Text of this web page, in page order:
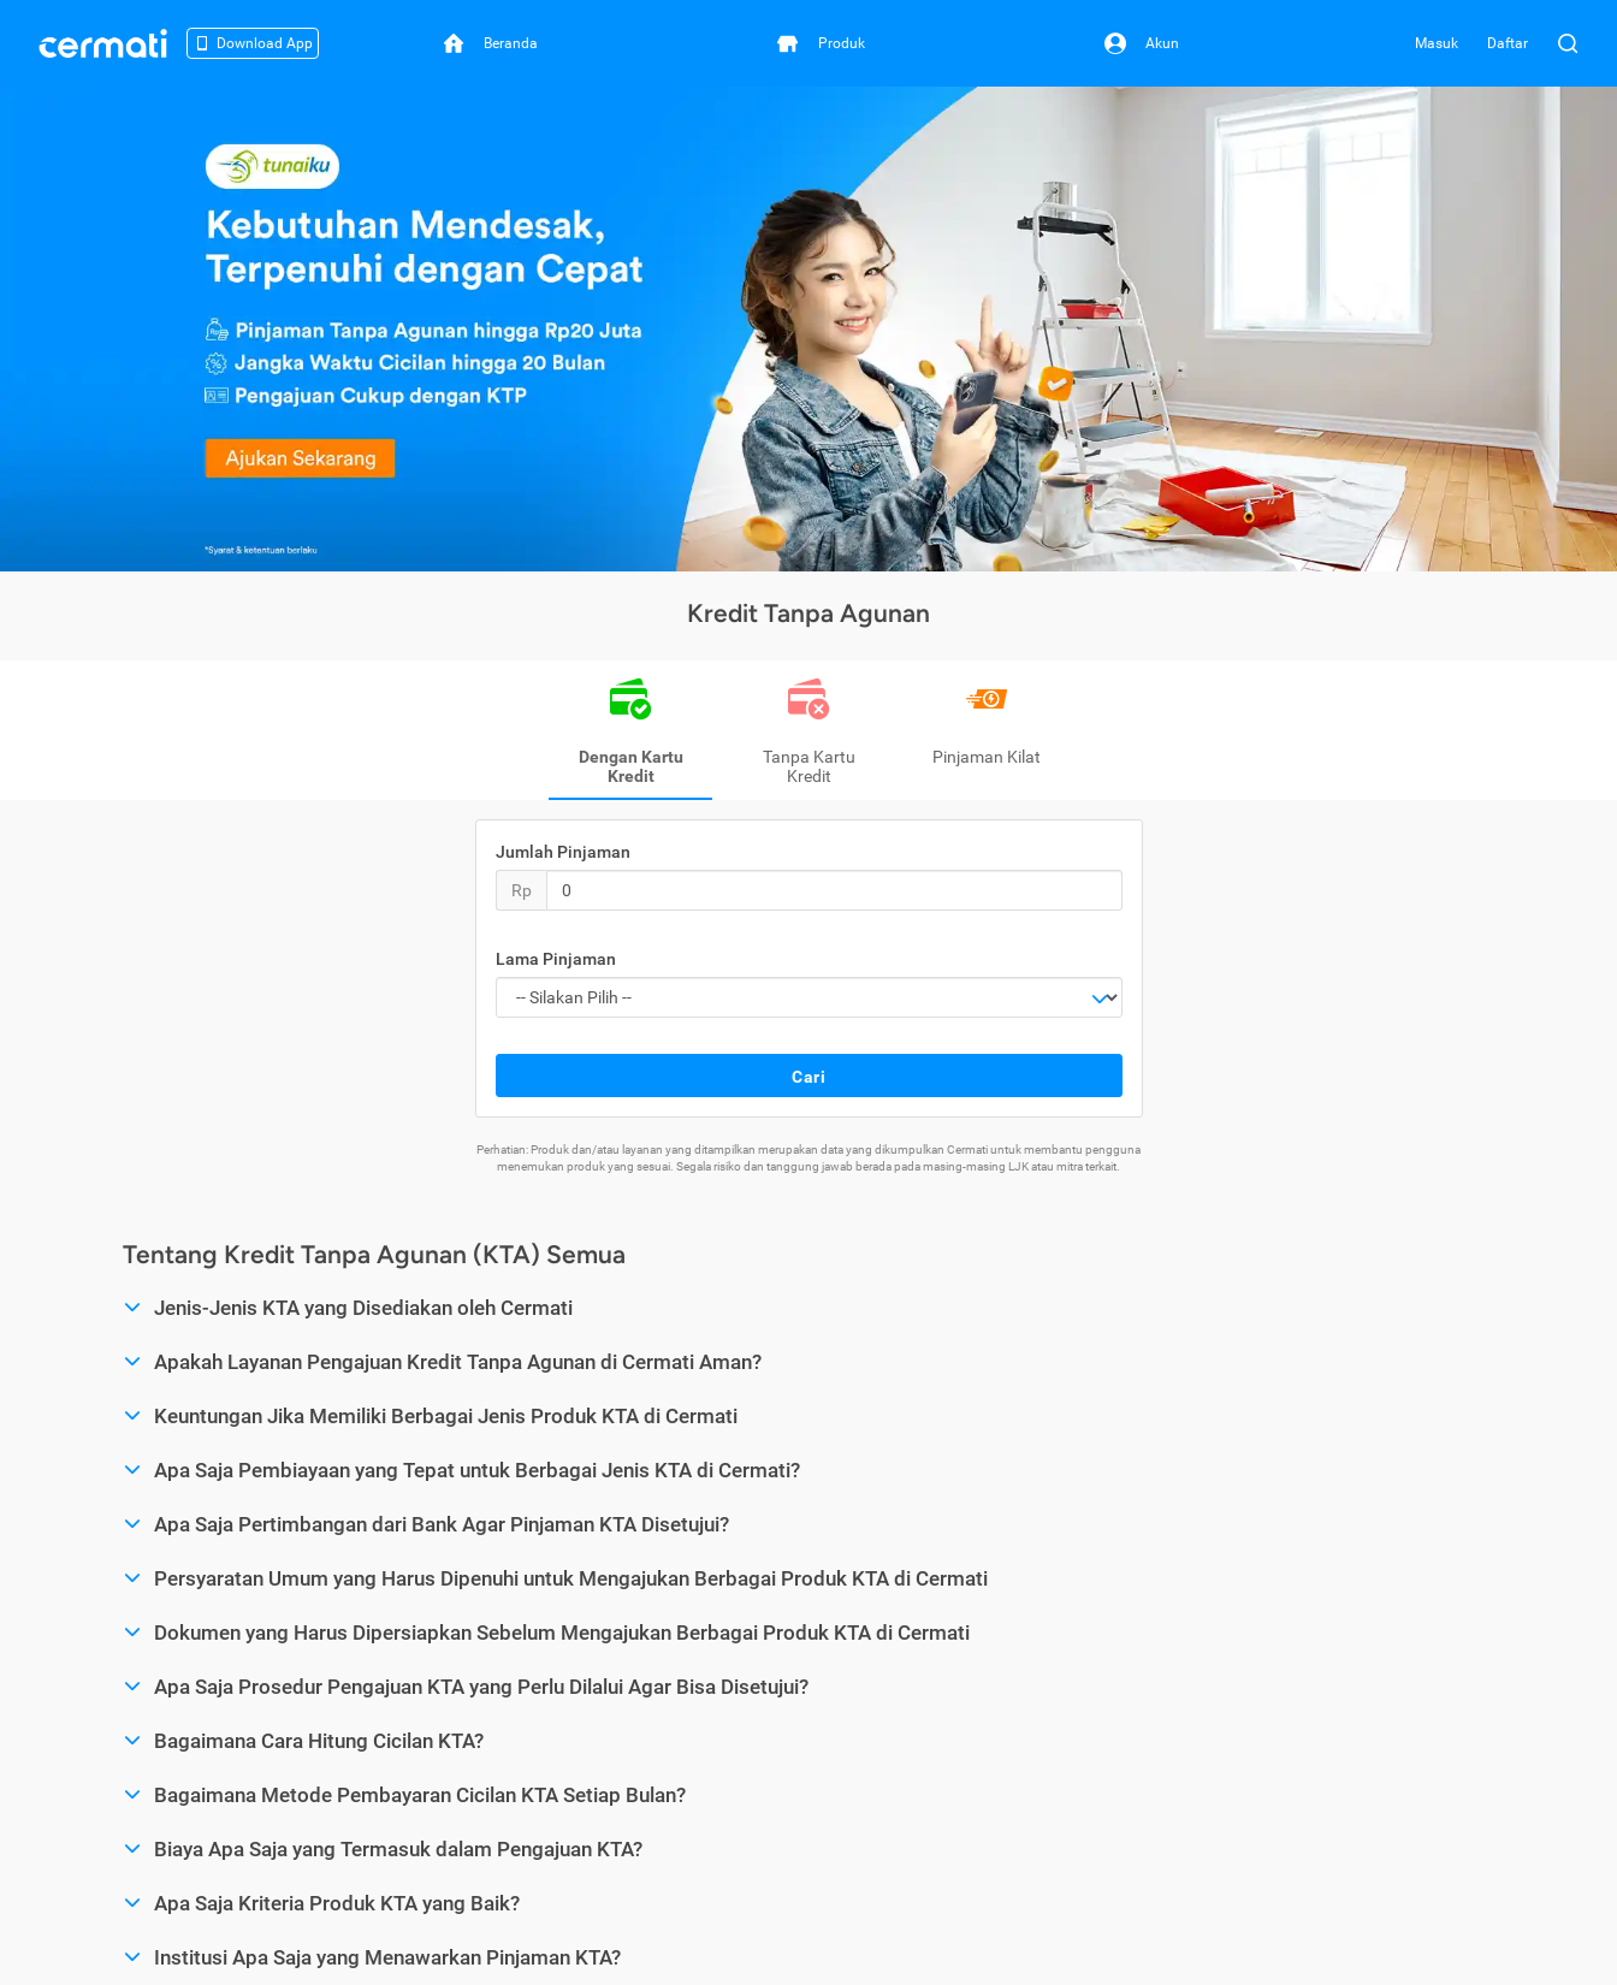
Download App Beranda Produk Akun Masuk Daftar
Kredit Tanpa Agunan
Dengan Kartu
Kredit
Tanpa Kartu
Kredit
Pinjaman Kilat
Jumlah Pinjaman
Rp
Lama Pinjaman
Cari
Perhatian: Produk dan/atau layanan yang ditampilkan merupakan data yang dikumpulkan Cermati untuk membantu pengguna
menemukan produk yang sesuai. Segala risiko dan tanggung jawab berada pada masing-masing LJK atau mitra terkait.
Tentang Kredit Tanpa Agunan (KTA) Semua
Jenis-Jenis KTA yang Disediakan oleh Cermati
Apakah Layanan Pengajuan Kredit Tanpa Agunan di Cermati Aman?
Keuntungan Jika Memiliki Berbagai Jenis Produk KTA di Cermati
Apa Saja Pembiayaan yang Tepat untuk Berbagai Jenis KTA di Cermati?
Apa Saja Pertimbangan dari Bank Agar Pinjaman KTA Disetujui?
Persyaratan Umum yang Harus Dipenuhi untuk Mengajukan Berbagai Produk KTA di Cermati
Dokumen yang Harus Dipersiapkan Sebelum Mengajukan Berbagai Produk KTA di Cermati
Apa Saja Prosedur Pengajuan KTA yang Perlu Dilalui Agar Bisa Disetujui?
Bagaimana Cara Hitung Cicilan KTA?
Bagaimana Metode Pembayaran Cicilan KTA Setiap Bulan?
Biaya Apa Saja yang Termasuk dalam Pengajuan KTA?
Apa Saja Kriteria Produk KTA yang Baik?
Institusi Apa Saja yang Menawarkan Pinjaman KTA?